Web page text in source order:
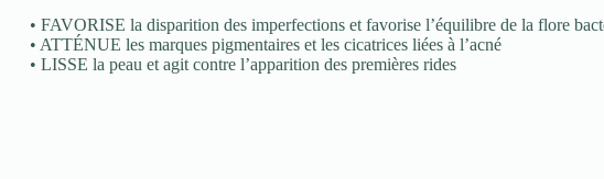
• FAVORISE la disparition des imperfections et favorise l’équilibre de la flore
• ATTÉNUE les marques pigmentaires et les cicatrices liées à l’acné
• LISSE la peau et agit contre l’apparition des premières rides